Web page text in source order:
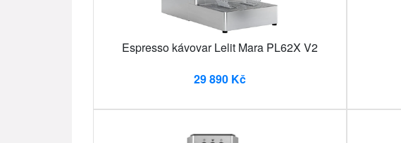
Espresso kávovar Lelit Mara PL62X V2
29 890 Kč